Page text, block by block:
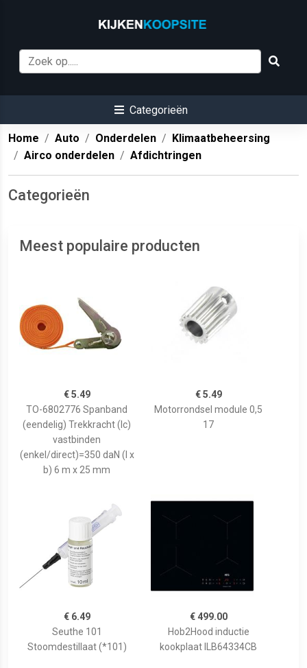
Categorieën
Home Auto Onderdelen
Klimaatbeheersing
Airco onderdelen
Afdichtringen
Categorieën
Meest populaire producten
€ 5.49
TO-6802776 Spanband
(eendelig) Trekkracht (lc)
vastbinden
(enkel/direct)=350 daN (l x
b) 6 m x 25 mm
€ 5.49
Motorrondsel module 0,5
17
€ 6.49
Seuthe 101
Stoomdestillaat (*101)
€ 499.00
Hob2Hood inductie
kookplaat ILB64334CB